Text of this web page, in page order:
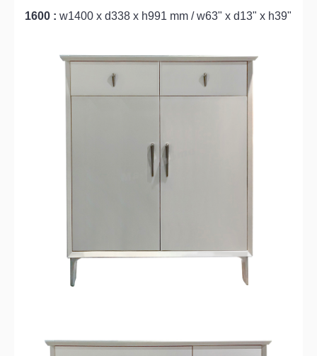
1600 : w1400 x d338 x h991 mm / w63" x d13" x h39"